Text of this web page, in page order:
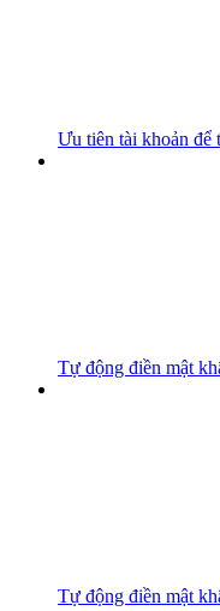
Ưu tiên tài khoản để
Tự động điền mật
Tự động điền mật